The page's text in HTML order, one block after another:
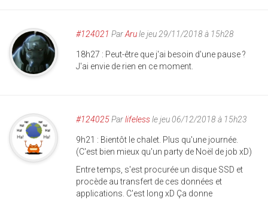
#124021 ParArule jeu 29/11/2018 à 15h28
18h27 : Peut-être que j'ai besoin d'une pause ?
J'ai envie de rien en ce moment.
#124025Parlifelessle jeu 06/12/2018 à 15h23
9h21 : Bientôt le chalet. Plus qu'une journée.
(C'est bien mieux qu'un party de Noël de job xD)
Entre temps, s'est procurée un disque SSD et
procède au transfert de ces données et
applications. C'est long xD Ça donne